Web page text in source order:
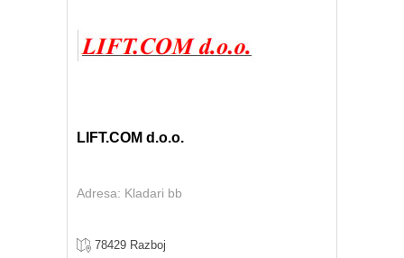
LIFT.COM d.o.o.
Adresa: Kladari bb
78429 Razboj